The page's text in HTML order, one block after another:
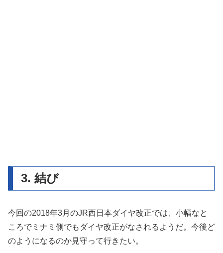
3. 結び
今回の2018年3月のJR西日本ダイヤ改正では、小幅なと
ころでミナミ側でもダイヤ改正がなされるようだ。今後ど
のようになるのか見守って行きたい。